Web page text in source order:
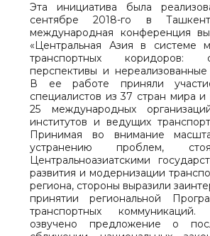
Эта инициатива была
сентябре 2018-го в
международная конференция
«Центральная Азия в системе
транспортных коридоров:
перспективы и нереализованные
В ее работе приняли
специалистов из 37 стран мира и
25 международных
институтов и ведущих
Принимая во внимание
устранению проблем,
Центральноазиатскими
развития и модернизации
региона, стороны выразили
принятии региональной
транспортных
озвучено предложение о